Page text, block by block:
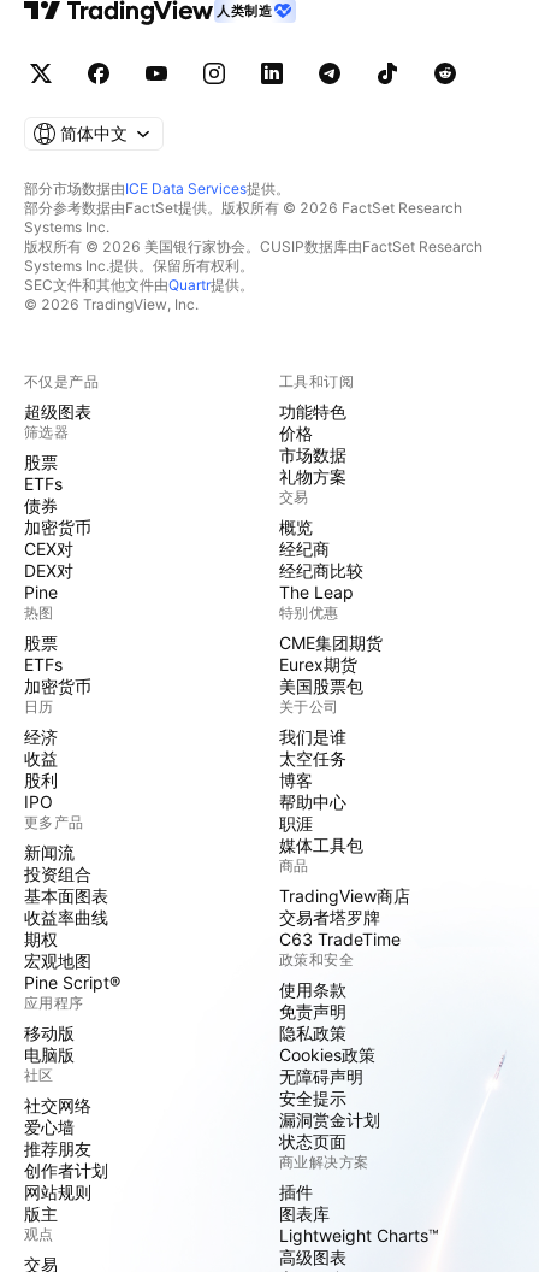
人类制造
简体中文
部分市场数据由ICE Data Services提供。
部分参考数据由FactSet提供。版权所有 © 2026 FactSet Research
Systems Inc.
版权所有 © 2026 美国银行家协会。CUSIP数据库由FactSet Research
Systems Inc.提供。保留所有权利。
SEC文件和其他文件由Quartr提供。
© 2026 TradingView, Inc.
不仅是产品
超级图表
筛选器
股票
ETFs
债券
加密货币
CEX对
DEX对
Pine
热图
股票
ETFs
加密货币
日历
经济
收益
股利
IPO
更多产品
新闻流
投资组合
基本面图表
收益率曲线
期权
宏观地图
Pine Script®
应用程序
移动版
电脑版
社区
社交网络
爱心墙
推荐朋友
创作者计划
网站规则
版主
观点
交易
工具和订阅
功能特色
价格
市场数据
礼物方案
交易
概览
经纪商
经纪商比较
The Leap
特别优惠
CME集团期货
Eurex期货
美国股票包
关于公司
我们是谁
太空任务
博客
帮助中心
职涯
媒体工具包
商品
TradingView商店
交易者塔罗牌
C63 TradeTime
政策和安全
使用条款
免责声明
隐私政策
Cookies政策
无障碍声明
安全提示
漏洞赏金计划
状态页面
商业解决方案
插件
图表库
Lightweight Charts™
高级图表